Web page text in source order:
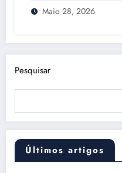
Maio 28, 2026
Pesquisar
Últimos artigos